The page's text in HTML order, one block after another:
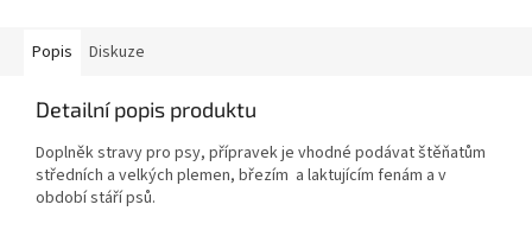
Popis Diskuze
Detailní popis produktu
Doplněk stravy pro psy, přípravek je vhodné podávat štěňatům
středních a velkých plemen, březím a laktujícím fenám a v
období stáří psů.